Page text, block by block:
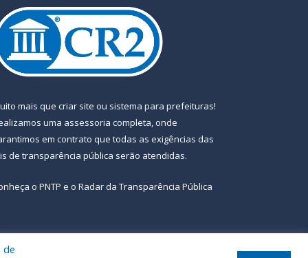
mais que criar site ou sistema para prefeituras!
uma assessoria completa, onde
em contrato que todas as exigências das
de transparência pública serão atendidas.
o PNTP e o Radar da Transparência Pública
de